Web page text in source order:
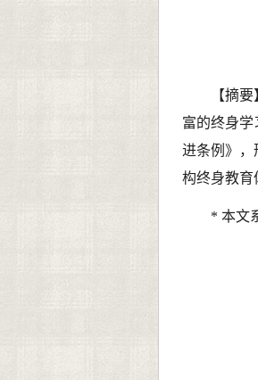
【摘要
富的终身
进条例》，
构终身教育
* 本文